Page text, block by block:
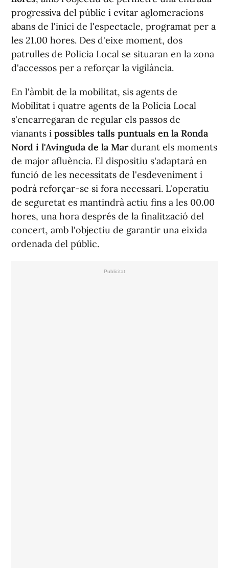
progressiva del públic i evitar aglomeracions
abans de l'inici de l'espectacle, programat per a
les 21.00 hores. Des d'eixe moment, dos
patrulles de Policia Local se situaran en la zona
d'accessos per a reforçar la vigilància.
En l'àmbit de la mobilitat, sis agents de
Mobilitat i quatre agents de la Policia Local
s'encarregaran de regular els passos de
vianants i possibles talls puntuals en la Ronda
Nord i l'Avinguda de la Mardurant els moments
de major afluència. El dispositiu s'adaptarà en
funció de les necessitats de l'esdeveniment i
podrà reforçar-se si fora necessari. L'operatiu
de seguretat es mantindrà actiu fins a les 00.00
hores, una hora després de la finalització del
concert, amb l'objectiu de garantir una eixida
ordenada del públic.